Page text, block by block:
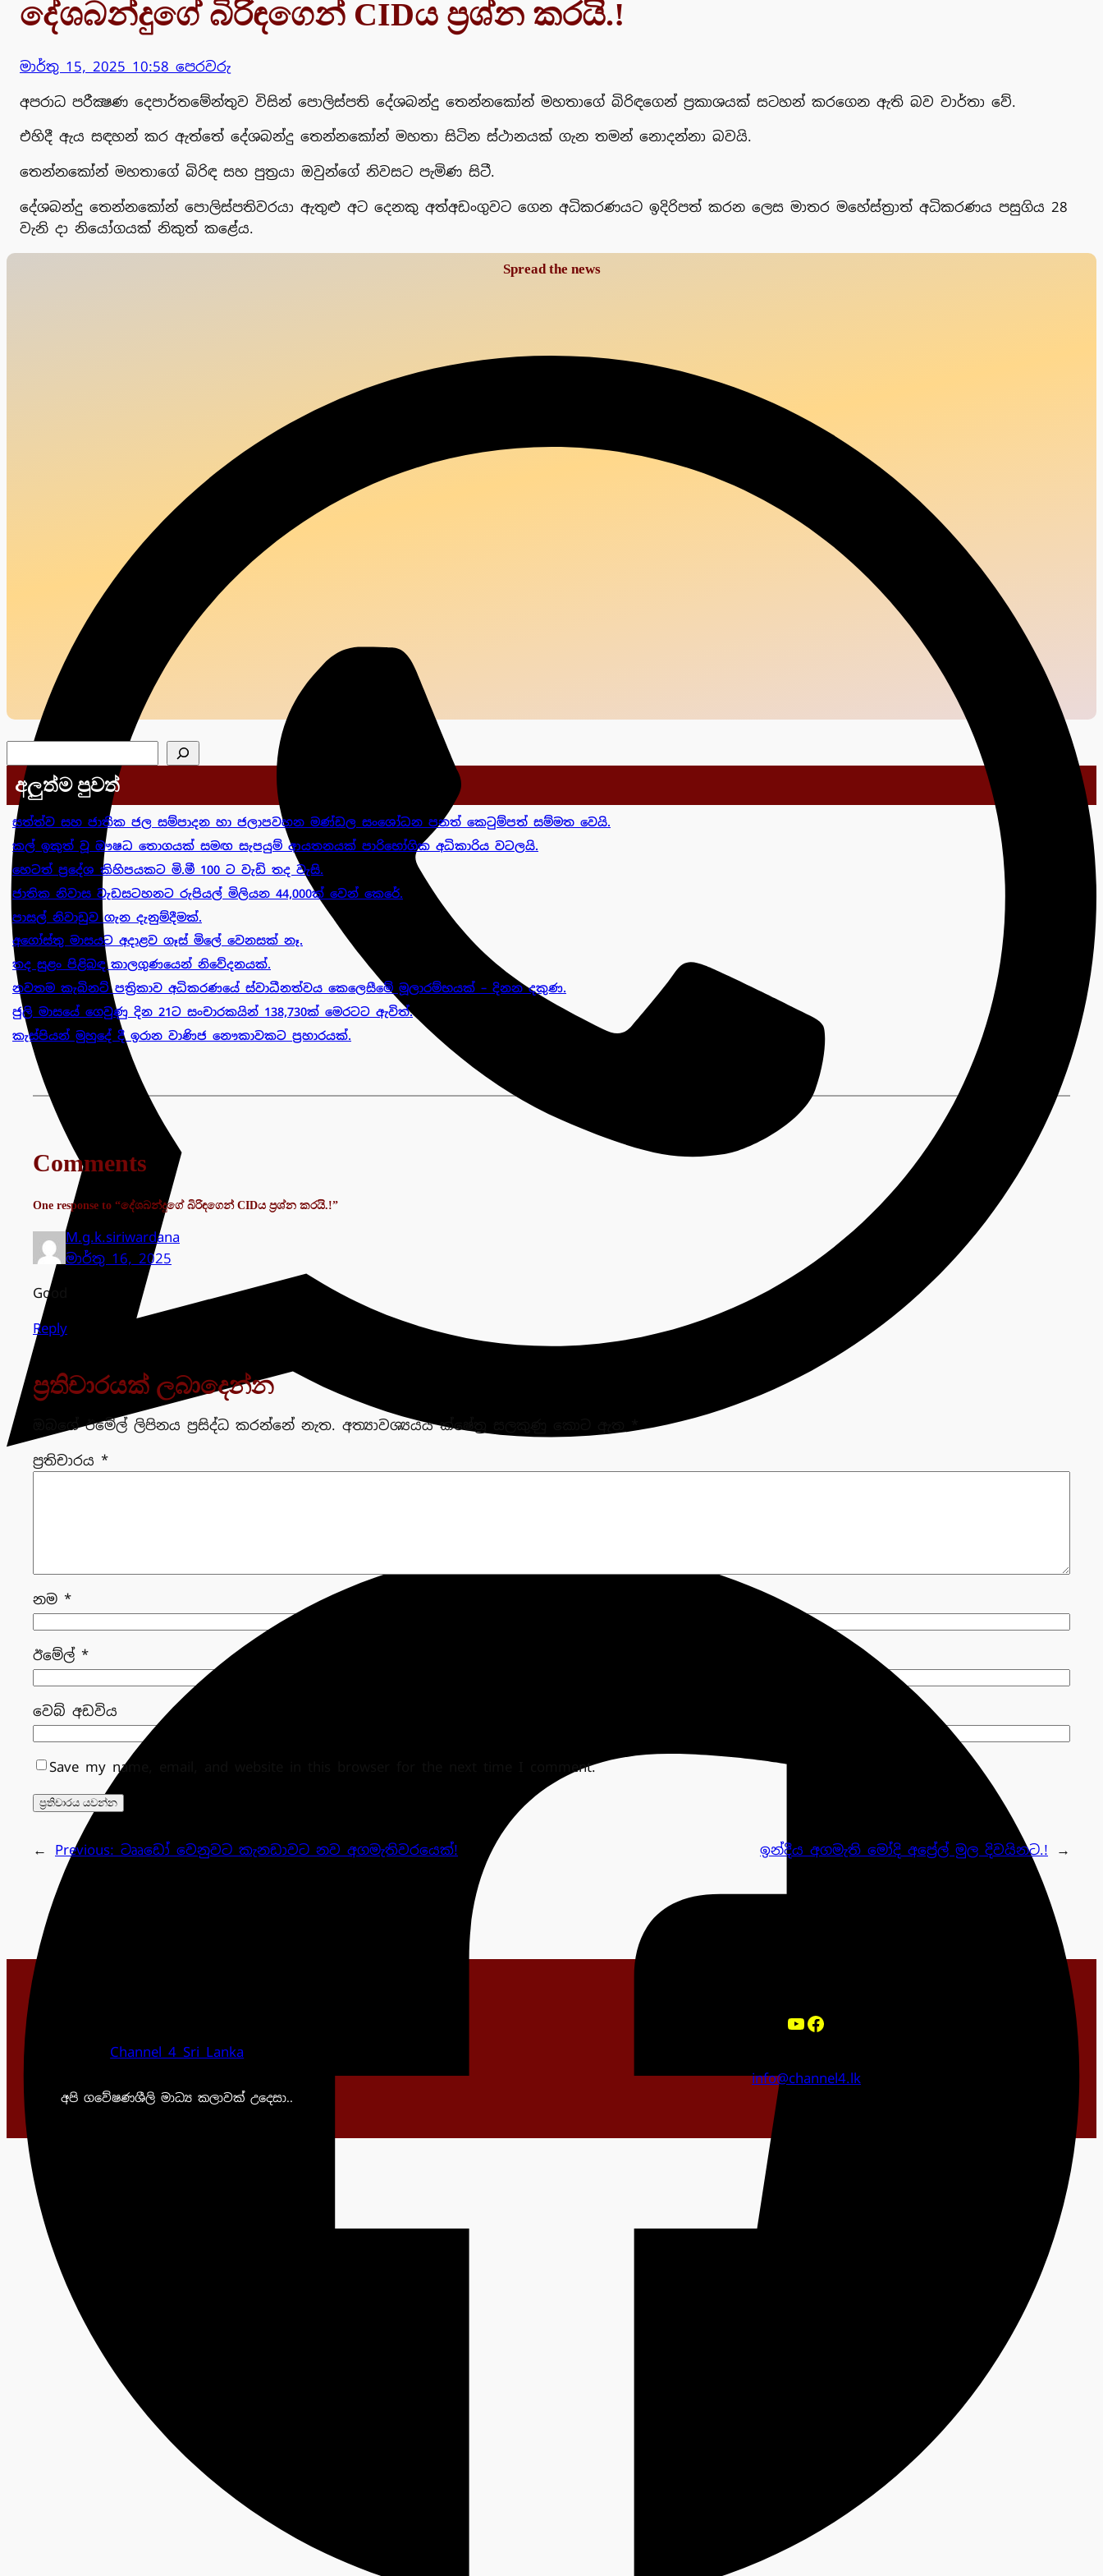
දේශබන්දුගේ බිරිඳගෙන් CIDය ප්‍රශ්න කරයි.!
මාර්තු 15, 2025 10:58 පෙරවරු
අපරාධ පරීක්‍ෂණ දෙපාර්තමේන්තුව විසින් පොලිස්පති දේශබන්දු තෙන්නකෝන් මහතාගේ බිරිඳගෙන් ප්‍රකාශයක් සටහන් කරගෙන ඇති බව වාර්තා වේ.
එහිදී ඇය සඳහන් කර ඇත්තේ දේශබන්දු තෙන්නකෝන් මහතා සිටින ස්ථානයක් ගැන තමන් නොදන්නා බවයි.
තෙන්නකෝන් මහතාගේ බිරිඳ සහ පුත්‍රයා ඔවුන්ගේ නිවසට පැමිණ සිටී.
දේශබන්දු තෙන්නකෝන් පොලිස්පතිවරයා ඇතුළු අට දෙනකු අත්අඩංගුවට ගෙන අධිකරණයට ඉදිරිපත් කරන ලෙස මාතර මහේස්ත්‍රාත් අධිකරණය පසුගිය 28
වැනි දා නියෝගයක් නිකුත් කළේය.
Spread the news
අලුත්ම පුවත්
සත්ත්ව සහ ජාතික ජල සම්පාදන හා ජලාපවහන මණ්ඩල සංශෝධන පනත් කෙටුම්පත් සම්මත වෙයි.
කල් ඉකුත් වූ ඖෂධ තොගයක් සමඟ සැපයුම් ආයතනයක් පාරිභෝගික අධිකාරිය වටලයි.
හෙටත් ප්‍රදේශ කිහිපයකට මි.මී 100 ට වැඩි තද වැසි.
ජාතික නිවාස වැඩසටහනට රුපියල් මිලියන 44,000ක් වෙන් කෙරේ.
පාසල් නිවාඩුව ගැන දැනුම්දීමක්.
අගෝස්තු මාසයට අදාළව ගෑස් මිලේ වෙනසක් නෑ.
තද සුළං පිළිබඳ කාලගුණයෙන් නිවේදනයක්.
නවතම කැබිනට් පත්‍රිකාව අධිකරණයේ ස්වාධීනත්වය කෙලෙසීමේ මූලාරම්භයක් – දිනන දකුණ.
ජුලි මාසයේ ගෙවුණු දින 21ට සංචාරකයින් 138,730ක් මෙරටට ඇවිත්.
කැස්පියන් මුහුදේ දී ඉරාන වාණිජ නෞකාවකට ප්‍රහාරයක්.
Comments
One response to “දේශබන්දුගේ බිරිඳගෙන් CIDය ප්‍රශ්න කරයි.!”
M.g.k.siriwardana
මාර්තු 16, 2025
Good
Reply
ප්‍රතිචාරයක් ලබාදෙන්න
ඔබගේ ඊමේල් ලිපිනය ප්‍රසිද්ධ කරන්නේ නැත. අත්‍යාවශ්‍යයය ක්ෂේත්‍ර සලකුණු කොට ඇත
ප්‍රතිචාරය *
නම *
ඊමේල් *
වෙබ් අඩවිය
Save my name, email, and website in this browser for the next time I comment.
← Previous: ටෲඩෝ වෙනුවට කැනඩාවට නව අගමැතිවරයෙක්! ඉන්දීය අගමැති මෝදි අප්‍රේල් මුල දිවයිනට.! →
Channel 4 Sri Lanka
අපි ගවේෂණශීලි මාධ්‍ය කලාවක් උදෙසා..
YouTube Facebook
info@channel4.lk